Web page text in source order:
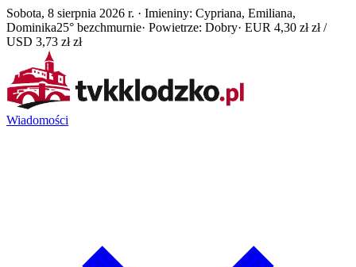
Sobota, 8 sierpnia 2026 r. · Imieniny: Cypriana, Emiliana,
Dominika25° bezchmurnie· Powietrze: Dobry· EUR 4,30 zł zł /
USD 3,73 zł zł
Wiadomości